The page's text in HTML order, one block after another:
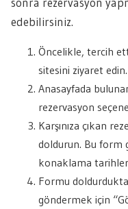
edebilirsiniz.
Öncelikle, tercih
sitesini ziyaret edin.
Anasayfada
rezervasyon
Karşınıza çıkan
doldurun. Bu form
konaklama
Formu
göndermek için